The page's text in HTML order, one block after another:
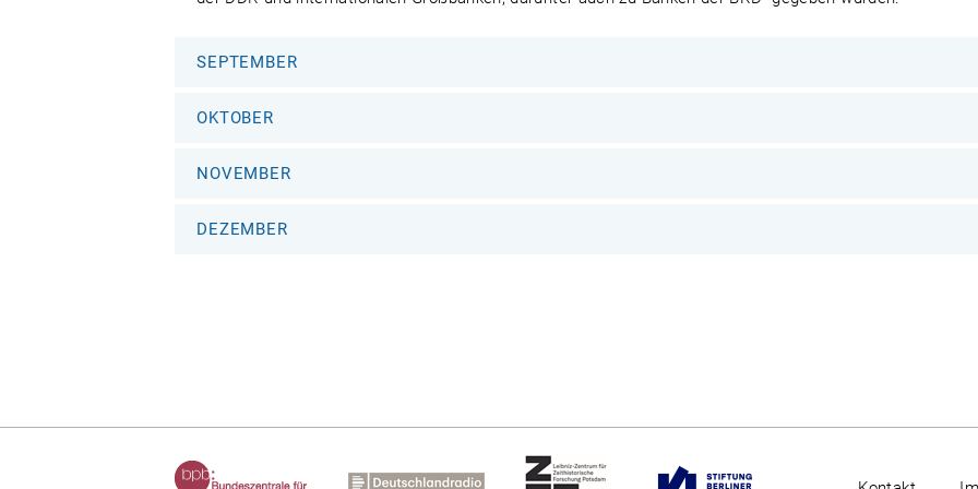
SEPTEMBER
OKTOBER
NOVEMBER
DEZEMBER